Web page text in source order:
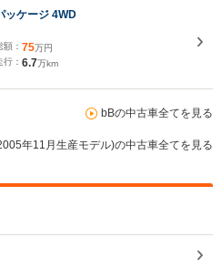
ッケージ 4WD
額： 75万円
行： 6.7万km
bBの中古車全てを見る
年11月生産モデル)の中古車全てを見る